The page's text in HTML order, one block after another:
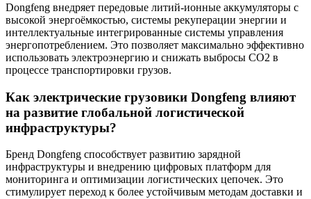
Dongfeng внедряет передовые литий-ионные аккумуляторы с
высокой энергоёмкостью, системы рекуперации энергии и
интеллектуальные интегрированные системы управления
энергопотреблением. Это позволяет максимально эффективно
использовать электроэнергию и снижать выбросы CO2 в
процессе транспортировки грузов.
Как электрические грузовики Dongfeng влияют
на развитие глобальной логистической
инфраструктуры?
Бренд Dongfeng способствует развитию зарядной
инфраструктуры и внедрению цифровых платформ для
мониторинга и оптимизации логистических цепочек. Это
стимулирует переход к более устойчивым методам доставки и